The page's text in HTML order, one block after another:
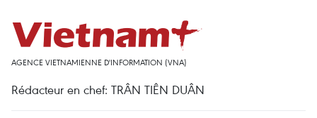
AGENCE VIETNAMIENNE D'INFORMATION (VNA)
Rédacteur en chef: TRÂN TIÊN DUÂN